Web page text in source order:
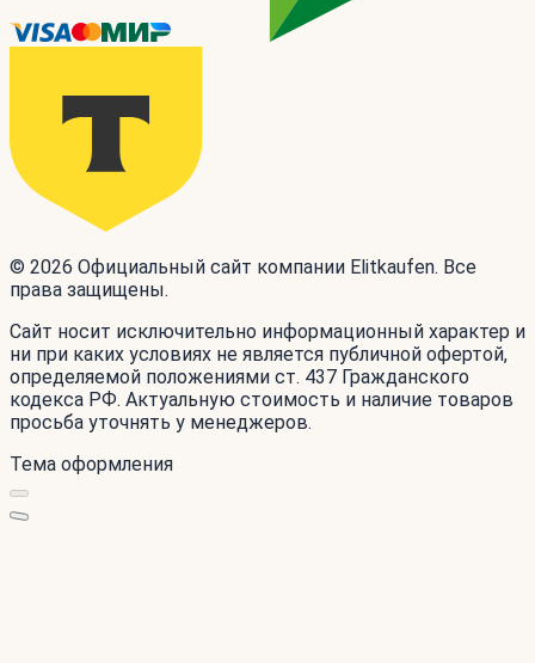
© 2026 Официальный сайт компании Elitkaufen. Все
права защищены.
Сайт носит исключительно информационный характер и
ни при каких условиях не является публичной офертой,
определяемой положениями ст. 437 Гражданского
кодекса РФ. Актуальную стоимость и наличие товаров
просьба уточнять у менеджеров.
Тема оформления